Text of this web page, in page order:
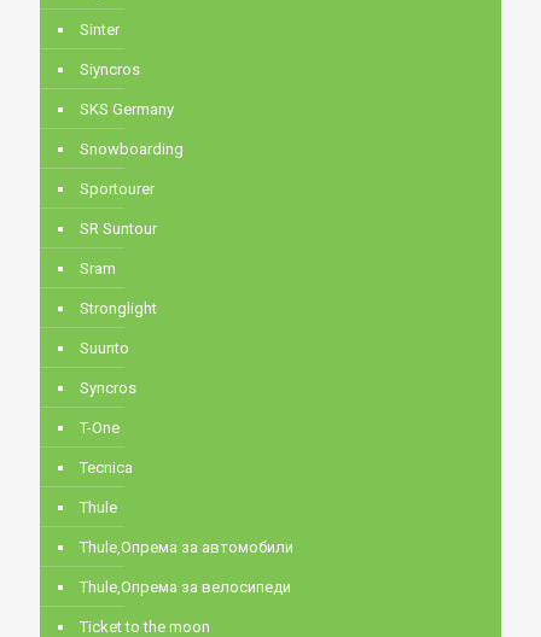
Sinter
Siyncros
SKS Germany
Snowboarding
Sportourer
SR Suntour
Sram
Stronglight
Suunto
Syncros
T-One
Tecnica
Thule
Thule,Опрема за автомобили
Thule,Опрема за велосипеди
Ticket to the moon